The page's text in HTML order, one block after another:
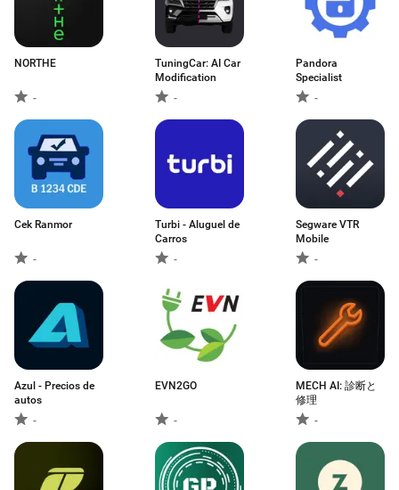
NORTHE
-
TuningCar: AI Car
Modification
-
Pandora
Specialist
-
Cek Ranmor
-
Turbi - Aluguel de
Carros
-
Segware VTR
Mobile
-
Azul - Precios de
autos
-
EVN2GO
-
MECH AI: 診断と
修理
-